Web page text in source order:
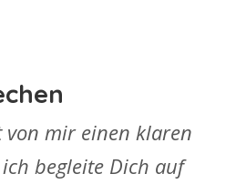
von mir einen klaren
begleite Dich auf